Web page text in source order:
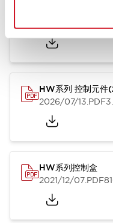
HW系列 Push-in
HW系列 控制元
2026/07/13.PDF
HW系列控制盒
2021/12/07.PDF